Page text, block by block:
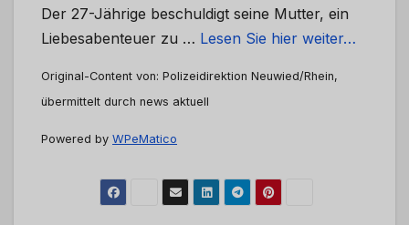
Der 27-Jährige beschuldigt seine Mutter, ein
Liebesabenteuer zu … Lesen Sie hier weiter…
Original-Content von: Polizeidirektion Neuwied/Rhein,
übermittelt durch news aktuell
Powered by WPeMatico